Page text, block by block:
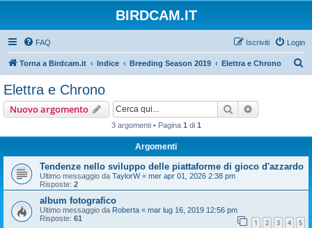
BIRDCAM.IT
FAQ Login
Iscriviti
Torna a Birdcam.it Indice Breeding Season 2019 Elettra e Chrono
Elettra e Chrono
Nuovo argomento Cerca
3 argomenti • Pagina 1 di 1
Argomenti
Tendenze nello sviluppo delle piattaforme di gioco d'azzardo
Ultimo messaggio da TaylorW« mer apr 01, 2026 2:38 pm
Risposte: 2
album fotografico
Ultimo messaggio da Roberta « mar lug 16, 2019 12:56 pm
Risposte: 61 1 2 3 4 5